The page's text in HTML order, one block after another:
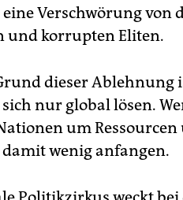
Verschwörung von
und korrupten Eliten.
dieser Ablehnung
nur global lösen.
um
wenig anfangen.